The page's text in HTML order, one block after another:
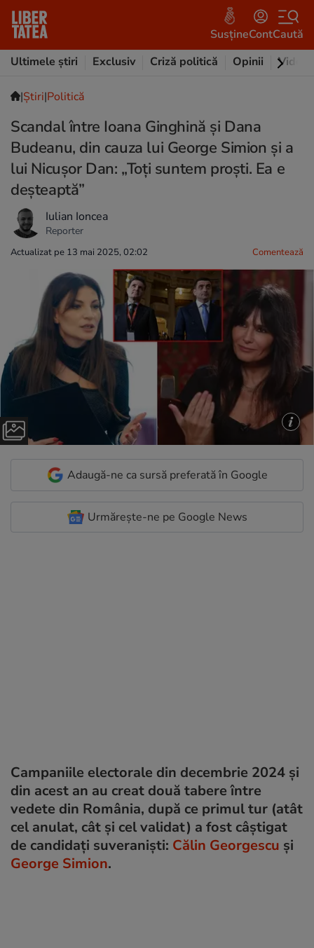
SusțineContCaută
Ultimele știri
Exclusiv Criză politică Opinii Video
|Ştiri|Politică
Scandal între Ioana Ginghină și Dana
Budeanu, din cauza lui George Simion și a
lui Nicușor Dan: „Toți suntem proști. Ea e
deșteaptă”
Iulian Ioncea
Reporter
Actualizat pe 13 mai 2025, 02:02 Comentează
Adaugă-ne ca sursă preferată în Google
Urmărește-ne pe Google News
Campaniile electorale din decembrie 2024 și
din acest an au creat două tabere între
vedete din România, după ce primul tur (atât
cel anulat, cât și cel validat) a fost câștigat
de candidați suveraniști: Călin Georgescu și
George Simion.